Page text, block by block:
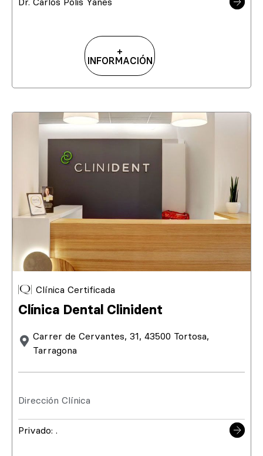
+
INFORMACIÓN
Clínica Certificada
Clínica Dental Clinident
Carrer de Cervantes, 31, 43500 Tortosa,
Tarragona
Dirección Clínica
Privado: .